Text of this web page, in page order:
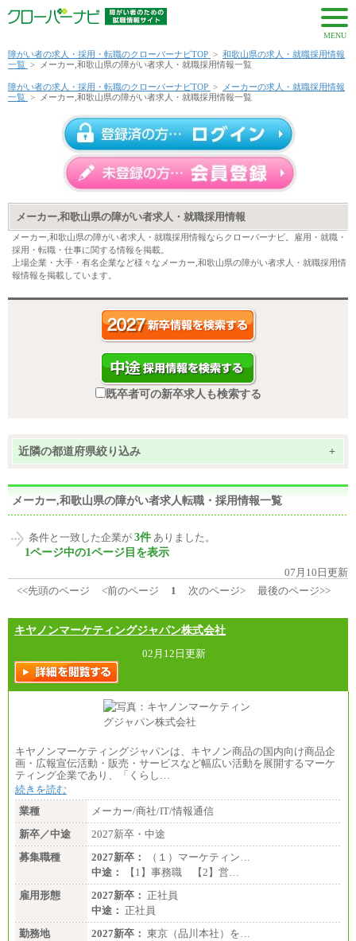
MENU
障がい者の求人・採用・転職のクローバーナビTOP > 和歌山県の求人・就職採用情報
一覧 > メーカー,和歌山県の障がい者求人・就職採用情報一覧
障がい者の求人・採用・転職のクローバーナビTOP >
メーカーの求人・就職採用情報
一覧 > メーカー,和歌山県の障がい者求人・就職採用情報一覧
メーカー,和歌山県の障がい者求人・就職採用情報
メーカー,和歌山県の障がい者求人・就職採用情報ならクローバーナビ。雇用・就職・
採用・転職・仕事に関する情報を掲載。
上場企業・大手・有名企業など様々なメーカー,和歌山県の障がい者求人・就職採用情
報情報を掲載しています。
既卒者可の新卒求人も検索する
近隣の都道府県絞り込み +
メーカー,和歌山県の障がい者求人転職・採用情報一覧
条件と一致した企業が 3件 ありました。
1ページ中の1ページ目を表示
07月10日更新
<<先頭のページ
<前のページ 1 次のページ> 最後のページ>>
キヤノンマーケティングジャパン株式会社
02月12日更新
キヤノンマーケティングジャパンは、キヤノン商品の国内向け商品企
画・広報宣伝活動・販売・サービスなど幅広い活動を展開するマーケ
ティング企業であり、「くらし…
続きを読む
業種
メーカー/商社/IT/情報通信
新卒／中途
2027新卒・中途
募集職種
2027新卒：
（１）マーケティン…
中途：
【1】事務職 【2】営…
雇用形態
2027新卒： 正社員
中途： 正社員
勤務地
2027新卒： 東京（品川本社）を…